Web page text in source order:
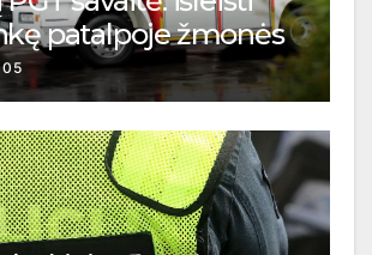
patalpoje žmonės